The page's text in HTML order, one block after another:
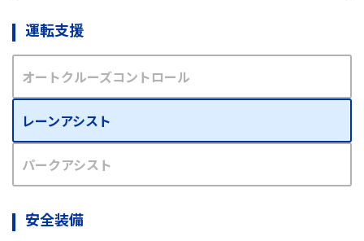
運転支援
オートクルーズコントロール
レーンアシスト
パークアシスト
安全装備